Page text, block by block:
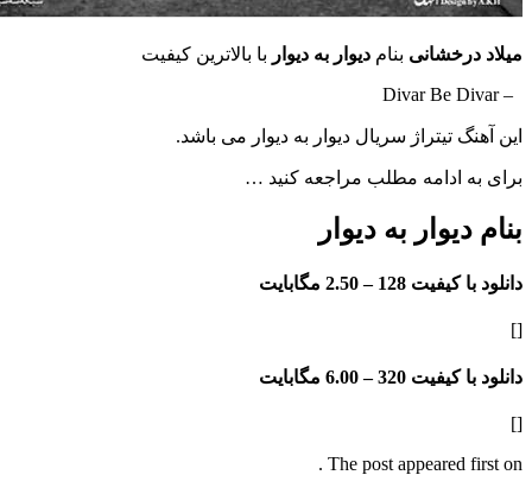
درخشانی بنامدیوار به دیواربا بالاترین کیفیت
– Divar Be Divar
آهنگ تیتراژ سریال دیوار به دیوار می باشد.
به ادامه مطلب مراجعه کنید …
دیوار به دیوار
با کیفیت 128 – 2.50 مگابایت
با کیفیت 320 – 6.00 مگابایت
The post appeared first on